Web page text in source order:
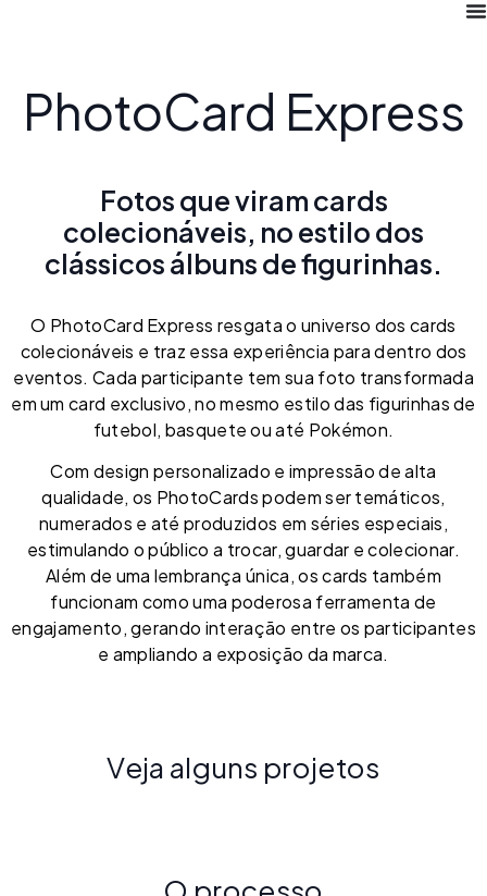
PhotoCard Express
Fotos que viram cards
colecionáveis, no estilo dos
clássicos álbuns de figurinhas.
O PhotoCard Express resgata o universo dos cards
colecionáveis e traz essa experiência para dentro dos
eventos. Cada participante tem sua foto transformada
em um card exclusivo, no mesmo estilo das figurinhas de
futebol, basquete ou até Pokémon.
Com design personalizado e impressão de alta
qualidade, os PhotoCards podem ser temáticos,
numerados e até produzidos em séries especiais,
estimulando o público a trocar, guardar e colecionar.
Além de uma lembrança única, os cards também
funcionam como uma poderosa ferramenta de
engajamento, gerando interação entre os participantes
e ampliando a exposição da marca.
Veja alguns projetos